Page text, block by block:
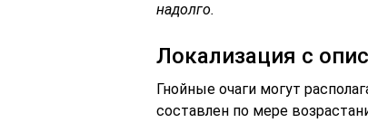
надолго.
Локализация с
Гнойные очаги могут
составлен по мере